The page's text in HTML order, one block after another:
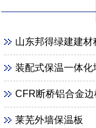
山东邦得绿建建
装配式保温一体化
CFR断桥铝合金边框装
莱芜外墙保温板